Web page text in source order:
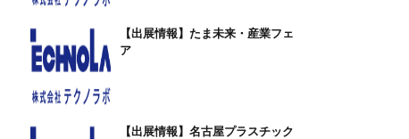
【出展情報】たま未来・産業フェ
ア
【出展情報】名古屋プラスチック